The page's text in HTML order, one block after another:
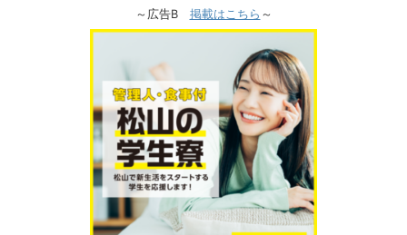
～広告B 掲載はこちら ～